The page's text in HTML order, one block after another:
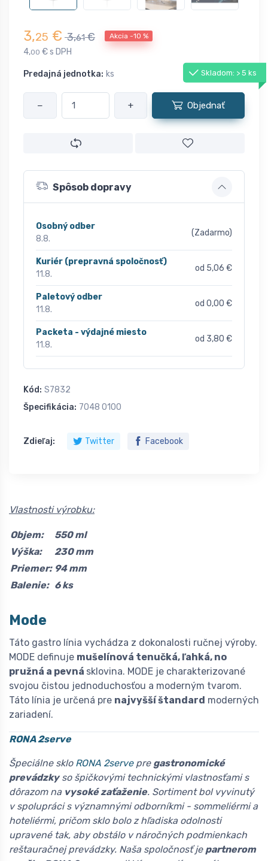
3,25 € 3,61€ Akcia -10 %
4,00 € s DPH
Predajná jednotka: ks Skladom: > 5 ks
− + Objednať
Spôsob dopravy
Osobný odber
8.8.
(Zadarmo)
Kuriér (prepravná spoločnosť)
11.8.
od 5,06 €
Paletový odber
11.8.
od 0,00 €
Packeta - výdajné miesto
11.8.
od 3,80 €
Kód: S7832
Špecifikácia: 7048 0100
Zdieľaj: Twitter Facebook
Vlastnosti výrobku:
Objem:
550 ml
Výška:
230 mm
Priemer: 94 mm
Balenie: 6 ks
Mode
Táto gastro línia vychádza z dokonalosti ručnej výroby.
MODE definuje mušelínová tenučká, ľahká, no
pružná a pevná sklovina. MODE je charakterizované
svojou čistou jednoduchosťou a moderným tvarom.
Táto línia je určená pre najvyšší štandard moderných
zariadení.
RONA 2serve
Špeciálne sklo RONA 2servepre gastronomické
prevádzkyso špičkovými technickými vlastnosťami s
dôrazom na vysoké zaťaženie. Sortiment bol vyvinutý
v spolupráci s významnými odborníkmi - sommeliérmi a
hoteliérmi, pričom sklo bolo z hľadiska odolnosti
upravené tak, aby obstálo v náročných podmienkach
reštauračnej prevádzky. Naša spoločnosť je partnerom